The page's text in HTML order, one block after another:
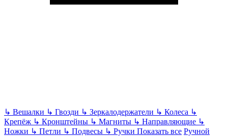
↳ Вешалки ↳ Гвозди ↳ Зеркалодержатели ↳ Колеса ↳
Крепёж ↳ Кронштейны ↳ Магниты ↳ Направляющие ↳
Ножки ↳ Петли ↳ Подвесы ↳ Ручки Показать все Ручной